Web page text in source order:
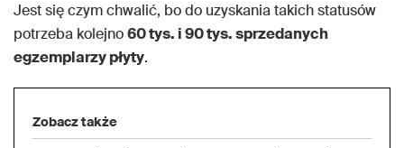
Jest się czym chwalić, bo do uzyskania takich statusów
potrzeba kolejno60 tys. i 90 tys. sprzedanych
egzemplarzy płyty.
Zobacz także